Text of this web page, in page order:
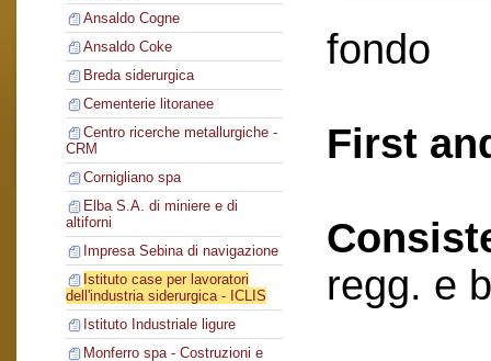
Ansaldo Cogne
Ansaldo Coke
Breda siderurgica
Cementerie litoranee
Centro ricerche metallurgiche -
CRM
Cornigliano spa
Elba S.A. di miniere e di
altiforni
Impresa Sebina di navigazione
Istituto case per lavoratori
dell'industria siderurgica - ICLIS
Istituto Industriale ligure
Monferro spa - Costruzioni e
fondo
First
regg. e